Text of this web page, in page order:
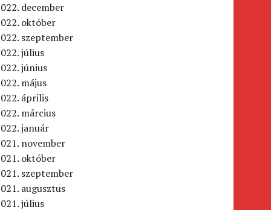
december
október
szeptember
július
június
május
április
március
január
november
október
szeptember
augusztus
július